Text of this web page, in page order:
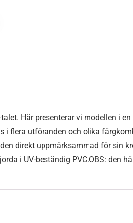
Här presenterar vi modellen i
i flera utföranden och olika
direkt uppmärksammad för sin
i UV-beständig PVC.OBS: den